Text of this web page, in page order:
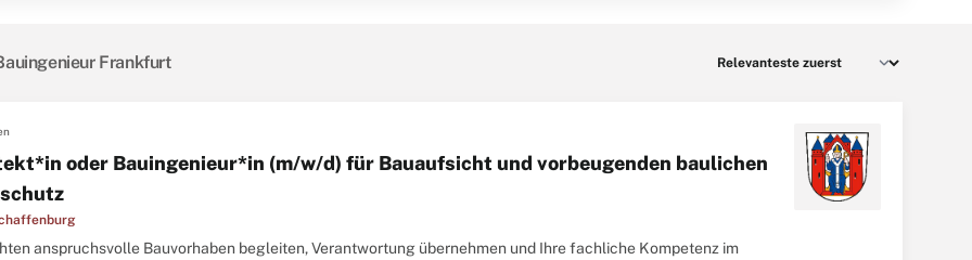
Frankfurt
oder Bauingenieur*in (m/w/d) für Bauaufsicht und vorbeugenden baulichen
anspruchsvolle Bauvorhaben begleiten, Verantwortung übernehmen und Ihre fachliche Kompetenz im